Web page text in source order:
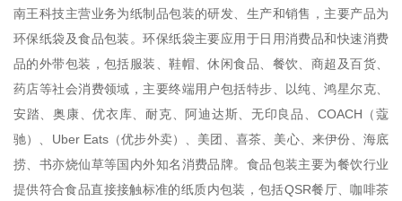
南王科技主营业务为纸制品包装的研发、生产和销售，主要产品为
环保纸袋及食品包装。环保纸袋主要应用于日用消费品和快速消费
品的外带包装，包括服装、鞋帽、休闲食品、餐饮、商超及百货、
药店等社会消费领域，主要终端用户包括特步、以纯、鸿星尔克、
安踏、奥康、优衣库、耐克、阿迪达斯、无印良品、COACH（蔻
驰）、Uber Eats（优步外卖）、美团、喜茶、美心、来伊份、海底
捞、书亦烧仙草等国内外知名消费品牌。食品包装主要为餐饮行业
提供符合食品直接接触标准的纸质内包装，包括QSR餐厅、咖啡茶